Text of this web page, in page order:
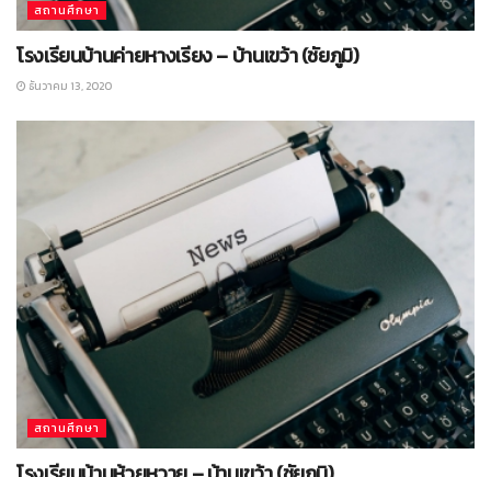
สถานศึกษา
โรงเรียนบ้านค่ายหางเรียง – บ้านเขว้า (ชัยภูมิ)
ธันวาคม 13, 2020
สถานศึกษา